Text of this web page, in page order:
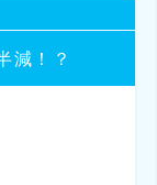
減！？